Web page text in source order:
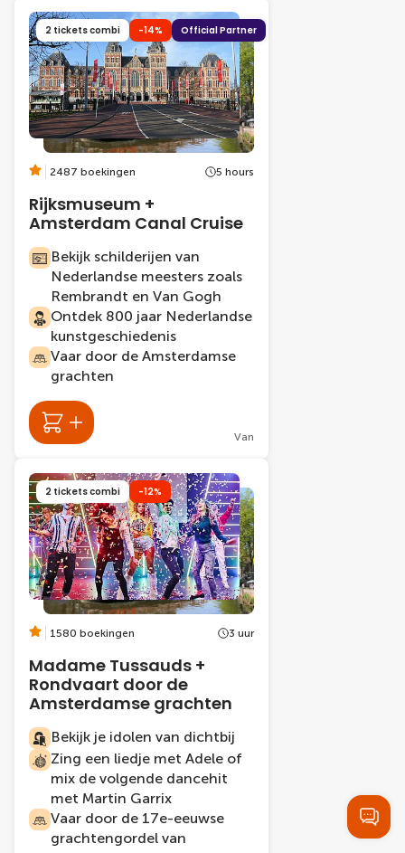
2 tickets combi -14% Official Partner
2487 boekingen 5 hours
Rijksmuseum +
Amsterdam Canal Cruise
Bekijk schilderijen van
Nederlandse meesters zoals
Rembrandt en Van Gogh
Ontdek 800 jaar Nederlandse
kunstgeschiedenis
Vaar door de Amsterdamse
grachten
Van
2 tickets combi -12%
1580 boekingen 3 uur
Madame Tussauds +
Rondvaart door de
Amsterdamse grachten
Bekijk je idolen van dichtbij
Zing een liedje met Adele of
mix de volgende dancehit
met Martin Garrix
Vaar door de 17e-eeuwse
grachtengordel van